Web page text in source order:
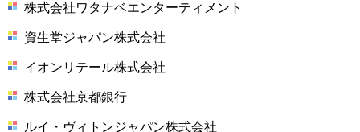
株式会社ワタナベエンターティメント
資生堂ジャパン株式会社
イオンリテール株式会社
株式会社京都銀行
ルイ・ヴィトンジャパン株式会社